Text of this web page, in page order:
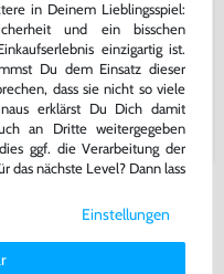
Verge (DE Version) (mit
Switch
wieder da
46,99 €
Kaufalarm
in Deinem Lieblingsspiel:
und ein bisschen
einzigartig ist.
Du dem Einsatz dieser
dass sie nicht so viele
erklärst Du Dich damit
an Dritte weitergegeben
ggf. die Verarbeitung der
das nächste Level? Dann lass
verwendeten Cookies und
Du in unsererDaten­schutz­
Einstellungen